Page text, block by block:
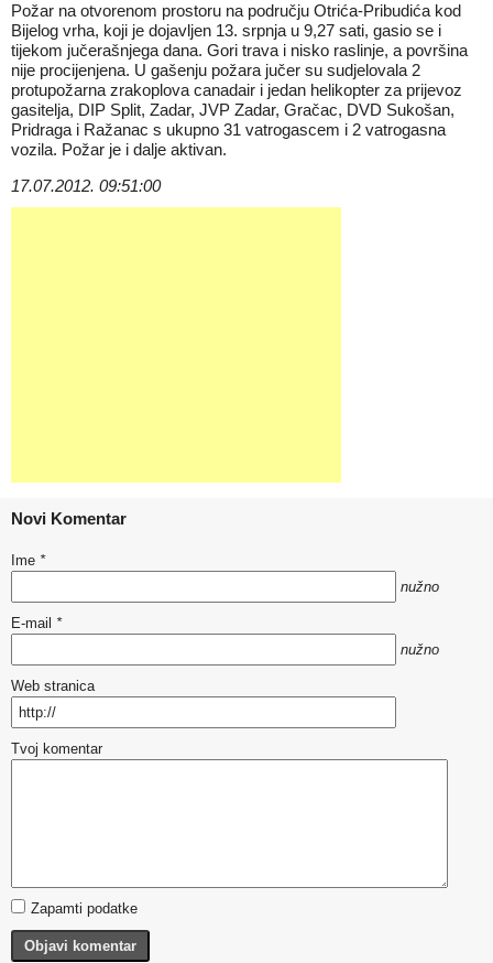
Požar na otvorenom prostoru na području Otrića-Pribudića kod
Bijelog vrha, koji je dojavljen 13. srpnja u 9,27 sati, gasio se i
tijekom jučerašnjega dana. Gori trava i nisko raslinje, a površina
nije procijenjena. U gašenju požara jučer su sudjelovala 2
protupožarna zrakoplova canadair i jedan helikopter za prijevoz
gasitelja, DIP Split, Zadar, JVP Zadar, Gračac, DVD Sukošan,
Pridraga i Ražanac s ukupno 31 vatrogascem i 2 vatrogasna
vozila. Požar je i dalje aktivan.
17.07.2012. 09:51:00
Novi Komentar
Ime *
nužno
E-mail *
nužno
Web stranica
Tvoj komentar
Zapamti podatke
Objavi komentar